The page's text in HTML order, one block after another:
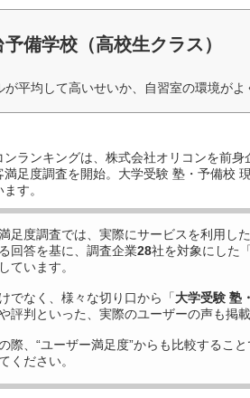
予備学校（高校生クラス）
が平均して高いせいか、自習室の環境がよ
ンランキングは、株式会社オリコンを前
満足度調査を開始。大学受験 塾・予備校
す。
足度調査では、実際にサービスを利用した
回答を基に、調査企業28社を対象にした「
ています。
でなく、様々な切り口から「大学受験 塾
評判といった、実際のユーザーの声も掲載
際、“ユーザー満足度”からも比較すること
ください。